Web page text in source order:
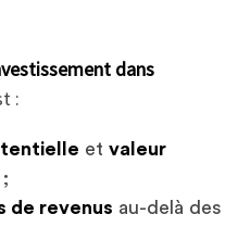
dans
:
et valeur
;
de revenus au-delà des